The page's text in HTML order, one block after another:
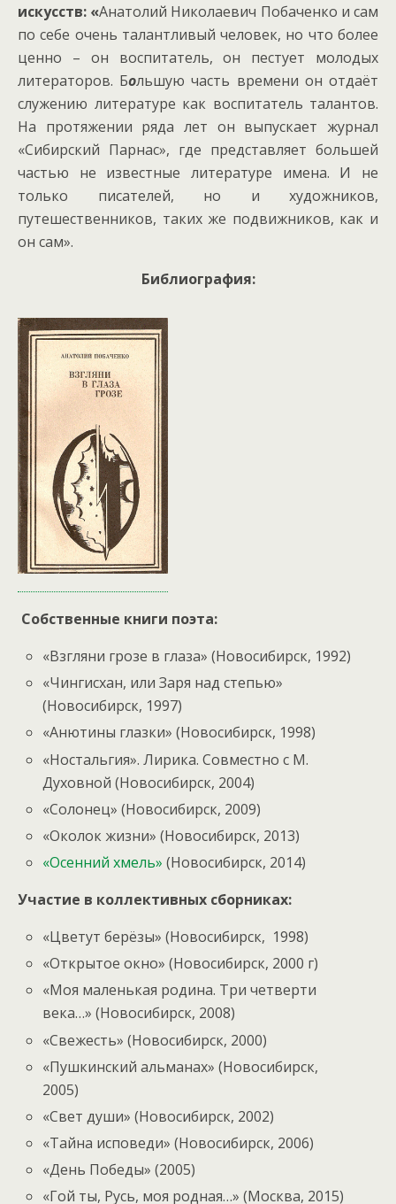
искусств: «Анатолий Николаевич Побаченко и сам
по себе очень талантливый человек, но что более
ценно – он воспитатель, он пестует молодых
литераторов. Большую часть времени он отдаёт
служению литературе как воспитатель талантов.
На протяжении ряда лет он выпускает журнал
«Сибирский Парнас», где представляет большей
частью не известные литературе имена. И не
только писателей, но и художников,
путешественников, таких же подвижников, как и
он сам».
Библиография:
Собственные книги поэта:
«Взгляни грозе в глаза» (Новосибирск, 1992)
«Чингисхан, или Заря над степью»
(Новосибирск, 1997)
«Анютины глазки» (Новосибирск, 1998)
«Ностальгия». Лирика. Совместно с М.
Духовной (Новосибирск, 2004)
«Солонец» (Новосибирск, 2009)
«Околок жизни» (Новосибирск, 2013)
«Осенний хмель» (Новосибирск, 2014)
Участие в коллективных сборниках:
«Цветут берёзы» (Новосибирск, 1998)
«Открытое окно» (Новосибирск, 2000 г)
«Моя маленькая родина. Три четверти
века…» (Новосибирск, 2008)
«Свежесть» (Новосибирск, 2000)
«Пушкинский альманах» (Новосибирск,
2005)
«Свет души» (Новосибирск, 2002)
«Тайна исповеди» (Новосибирск, 2006)
«День Победы» (2005)
«Гой ты, Русь, моя родная…» (Москва, 2015)